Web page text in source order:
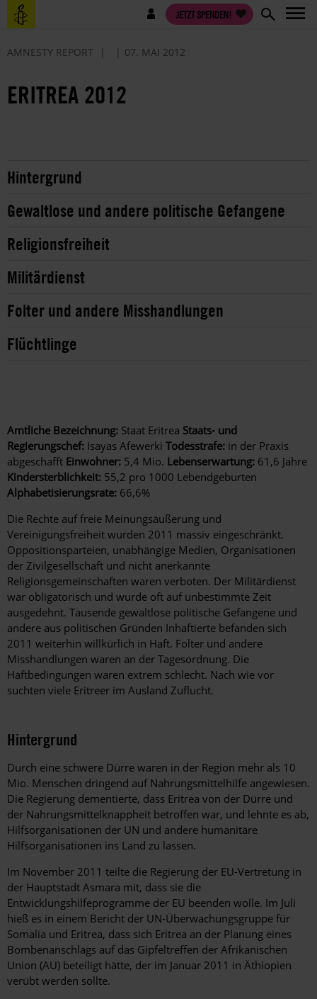
Direkt
zum
Benutzermenü JETZT SPENDEN!
AMNESTY REPORT 07. MAI 2012
ERITREA 2012
Hintergrund
Gewaltlose und andere politische Gefangene
Religionsfreiheit
Militärdienst
Folter und andere Misshandlungen
Flüchtlinge
Amtliche Bezeichnung: Staat Eritrea Staats- und
Regierungschef: Isayas Afewerki Todesstrafe: in der Praxis
abgeschafft Einwohner: 5,4 Mio. Lebenserwartung: 61,6 Jahre
Kindersterblichkeit: 55,2 pro 1000 Lebendgeburten
Alphabetisierungsrate: 66,6%
Die Rechte auf freie Meinungsäußerung und
Vereinigungsfreiheit wurden 2011 massiv eingeschränkt.
Oppositionsparteien, unabhängige Medien, Organisationen
der Zivilgesellschaft und nicht anerkannte
Religionsgemeinschaften waren verboten. Der Militärdienst
war obligatorisch und wurde oft auf unbestimmte Zeit
ausgedehnt. Tausende gewaltlose politische Gefangene und
andere aus politischen Gründen Inhaftierte befanden sich
2011 weiterhin willkürlich in Haft. Folter und andere
Misshandlungen waren an der Tagesordnung. Die
Haftbedingungen waren extrem schlecht. Nach wie vor
suchten viele Eritreer im Ausland Zuflucht.
Hintergrund
Durch eine schwere Dürre waren in der Region mehr als 10
Mio. Menschen dringend auf Nahrungsmittelhilfe angewiesen.
Die Regierung dementierte, dass Eritrea von der Dürre und
der Nahrungsmittelknappheit betroffen war, und lehnte es ab,
Hilfsorganisationen der UN und andere humanitäre
Hilfsorganisationen ins Land zu lassen.
Im November 2011 teilte die Regierung der EU-Vertretung in
der Hauptstadt Asmara mit, dass sie die
Entwicklungshilfeprogramme der EU beenden wolle. Im Juli
hieß es in einem Bericht der UN-Überwachungsgruppe für
Somalia und Eritrea, dass sich Eritrea an der Planung eines
Bombenanschlags auf das Gipfeltreffen der Afrikanischen
Union (AU) beteiligt hätte, der im Januar 2011 in Äthiopien
verübt werden sollte.